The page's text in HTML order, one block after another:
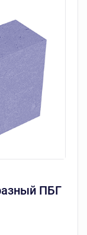
ПБГ